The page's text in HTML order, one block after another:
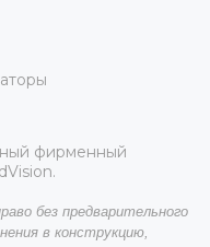
фирменный
без предварительного
в конструкцию,